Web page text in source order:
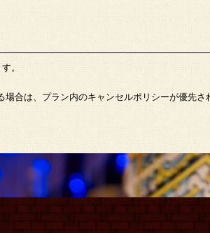
。
合は、プラン内のキャンセルポリシーが優先さ